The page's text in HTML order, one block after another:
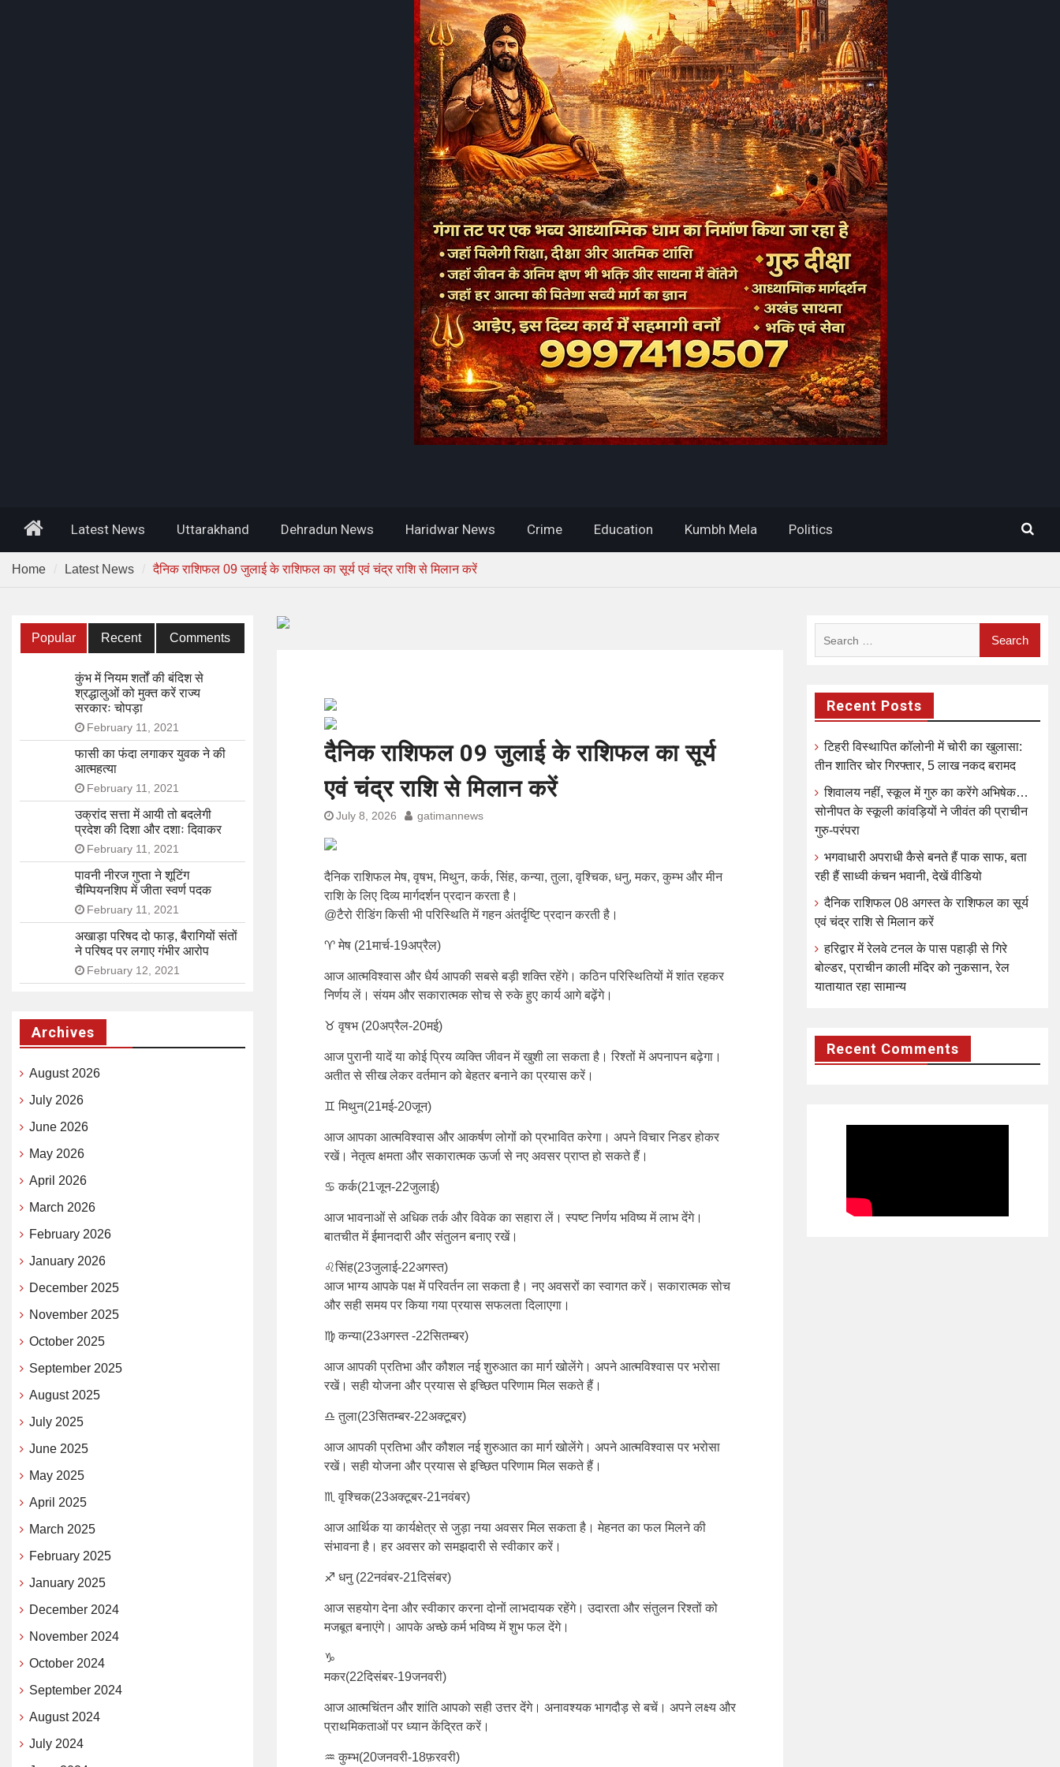
HomeLatest News Uttarakhand Dehradun News Haridwar News Crime Education Kumbh Mela Politics
Home Latest News दैनिक राशिफल 09 जुलाई के राशिफल का सूर्य एवं चंद्र राशि से मिलान करें
दैनिक राशिफल 09 जुलाई के राशिफल का सूर्य
एवं चंद्र राशि से मिलान करें
July 8, 2026 gatimannews
दैनिक राशिफल मेष, वृषभ, मिथुन, कर्क, सिंह, कन्या, तुला, वृश्चिक, धनु, मकर, कुम्भ और मीन
राशि के लिए दिव्य मार्गदर्शन प्रदान करता है।
@टैरो रीडिंग किसी भी परिस्थिति में गहन अंतर्दृष्टि प्रदान करती है।
♈ मेष (21मार्च-19अप्रैल)
आज आत्मविश्वास और धैर्य आपकी सबसे बड़ी शक्ति रहेंगे। कठिन परिस्थितियों में शांत रहकर
निर्णय लें। संयम और सकारात्मक सोच से रुके हुए कार्य आगे बढ़ेंगे।
♉ वृषभ (20अप्रैल-20मई)
आज पुरानी यादें या कोई प्रिय व्यक्ति जीवन में खुशी ला सकता है। रिश्तों में अपनापन बढ़ेगा।
अतीत से सीख लेकर वर्तमान को बेहतर बनाने का प्रयास करें।
♊ मिथुन(21मई-20जून)
आज आपका आत्मविश्वास और आकर्षण लोगों को प्रभावित करेगा। अपने विचार निडर होकर
रखें। नेतृत्व क्षमता और सकारात्मक ऊर्जा से नए अवसर प्राप्त हो सकते हैं।
♋ कर्क(21जून-22जुलाई)
आज भावनाओं से अधिक तर्क और विवेक का सहारा लें। स्पष्ट निर्णय भविष्य में लाभ देंगे।
बातचीत में ईमानदारी और संतुलन बनाए रखें।
♌सिंह(23जुलाई-22अगस्त)
आज भाग्य आपके पक्ष में परिवर्तन ला सकता है। नए अवसरों का स्वागत करें। सकारात्मक सोच
और सही समय पर किया गया प्रयास सफलता दिलाएगा।
♍ कन्या(23अगस्त -22सितम्बर)
आज आपकी प्रतिभा और कौशल नई शुरुआत का मार्ग खोलेंगे। अपने आत्मविश्वास पर भरोसा
रखें। सही योजना और प्रयास से इच्छित परिणाम मिल सकते हैं।
♎ तुला(23सितम्बर-22अक्टूबर)
आज आपकी प्रतिभा और कौशल नई शुरुआत का मार्ग खोलेंगे। अपने आत्मविश्वास पर भरोसा
रखें। सही योजना और प्रयास से इच्छित परिणाम मिल सकते हैं।
♏ वृश्चिक(23अक्टूबर-21नवंबर)
आज आर्थिक या कार्यक्षेत्र से जुड़ा नया अवसर मिल सकता है। मेहनत का फल मिलने की
संभावना है। हर अवसर को समझदारी से स्वीकार करें।
♐ धनु (22नवंबर-21दिसंबर)
आज सहयोग देना और स्वीकार करना दोनों लाभदायक रहेंगे। उदारता और संतुलन रिश्तों को
मजबूत बनाएंगे। आपके अच्छे कर्म भविष्य में शुभ फल देंगे।
♑
मकर(22दिसंबर-19जनवरी)
आज आत्मचिंतन और शांति आपको सही उत्तर देंगे। अनावश्यक भागदौड़ से बचें। अपने लक्ष्य और
प्राथमिकताओं पर ध्यान केंद्रित करें।
♒ कुम्भ(20जनवरी-18फ़रवरी)
Recent Posts
टिहरी विस्थापित कॉलोनी में चोरी का खुलासा:
तीन शातिर चोर गिरफ्तार, 5 लाख नकद बरामद
शिवालय नहीं, स्कूल में गुरु का करेंगे अभिषेक…
सोनीपत के स्कूली कांवड़ियों ने जीवंत की प्राचीन
गुरु-परंपरा
भगवाधारी अपराधी कैसे बनते हैं पाक साफ, बता
रही हैं साध्वी कंचन भवानी, देखें वीडियो
दैनिक राशिफल 08 अगस्त के राशिफल का सूर्य
एवं चंद्र राशि से मिलान करें
हरिद्वार में रेलवे टनल के पास पहाड़ी से गिरे
बोल्डर, प्राचीन काली मंदिर को नुकसान, रेल
यातायात रहा सामान्य
Recent Comments
Popular Recent Comments
कुंभ में नियम शर्तों की बंदिश से
श्रद्धालुओं को मुक्त करें राज्य
सरकारः चोपड़ा
February 11, 2021
फासी का फंदा लगाकर युवक ने की
आत्महत्या
February 11, 2021
उक्रांद सत्ता में आयी तो बदलेगी
प्रदेश की दिशा और दशाः दिवाकर
February 11, 2021
पावनी नीरज गुप्ता ने शूटिंग
चैम्पियनशिप में जीता स्वर्ण पदक
February 11, 2021
अखाड़ा परिषद दो फाड़, बैरागियों संतों
ने परिषद पर लगाए गंभीर आरोप
February 12, 2021
Archives
August 2026
July 2026
June 2026
May 2026
April 2026
March 2026
February 2026
January 2026
December 2025
November 2025
October 2025
September 2025
August 2025
July 2025
June 2025
May 2025
April 2025
March 2025
February 2025
January 2025
December 2024
November 2024
October 2024
September 2024
August 2024
July 2024